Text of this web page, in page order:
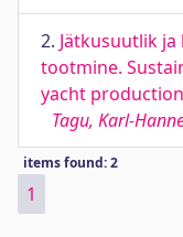
2. Jätkusuutlik
tootmine.
yacht production
Tagu, Karl-
items found: 2
1